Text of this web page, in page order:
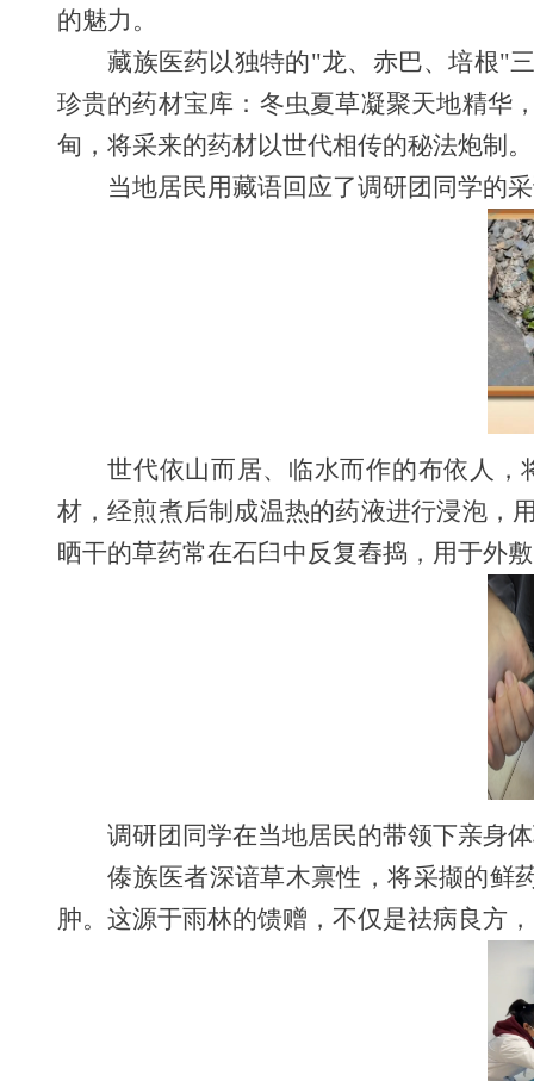
的魅力。
藏族医药以独特的"龙、赤巴、培根"
珍贵的药材宝库：冬虫夏草凝聚天地精华
甸，将采来的药材以世代相传的秘法炮制。
当地居民用藏语回应了调研团同学的
世代依山而居、临水而作的布依人
材，经煎煮后制成温热的药液进行浸泡
晒干的草药常在石臼中反复舂捣，用于外
调研团同学在当地居民的带领下亲身
傣族医者深谙草木禀性，将采撷的鲜
肿。这源于雨林的馈赠，不仅是祛病良方